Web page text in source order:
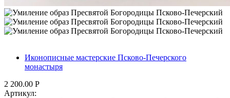
Иконописные мастерские Псково-Печерского
монастыря
2 200.00 Р
Артикул: